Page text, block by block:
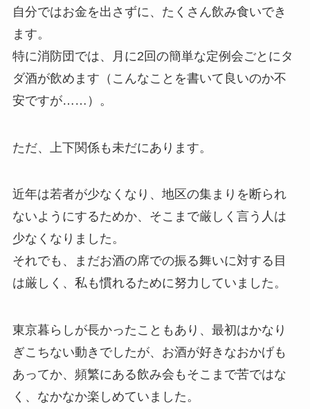
自分ではお金を出さずに、たくさん飲み食いでき
ます。
特に消防団では、月に2回の簡単な定例会ごとにタ
ダ酒が飲めます（こんなことを書いて良いのか不
安ですが……）。
ただ、上下関係も未だにあります。
近年は若者が少なくなり、地区の集まりを断られ
ないようにするためか、そこまで厳しく言う人は
少なくなりました。
それでも、まだお酒の席での振る舞いに対する目
は厳しく、私も慣れるために努力していました。
東京暮らしが長かったこともあり、最初はかなり
ぎこちない動きでしたが、お酒が好きなおかげも
あってか、頻繁にある飲み会もそこまで苦ではな
く、なかなか楽しめていました。